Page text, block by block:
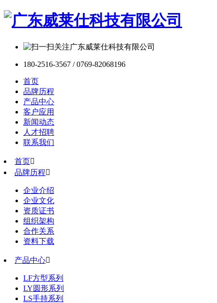
180-2516-3567 / 0769-82068196
首页
品牌历程
产品中心
客户应用
新闻动态
人才招聘
联系我们
首页
品牌历程
企业介绍
企业文化
资质证书
组织架构
合作关系
资料下载
产品中心
LF方型系列
LY圆形系列
LS手持系列